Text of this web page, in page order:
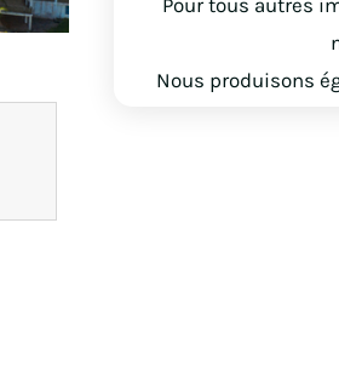
Pour tous autres
Nous produisons